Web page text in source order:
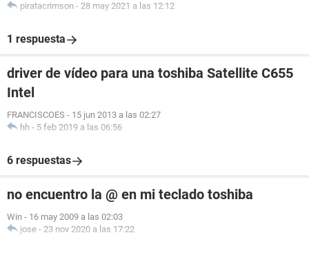
piratacrimson - 28 may 2021 a las 12:12
1 respuesta
driver de vídeo para una toshiba Satellite C655
Intel
FRANCISCOES - 15 jun 2013 a las 02:27
hh - 5 feb 2019 a las 06:56
6 respuestas
no encuentro la @ en mi teclado toshiba
Win - 16 may 2009 a las 02:03
jose - 23 nov 2020 a las 17:22